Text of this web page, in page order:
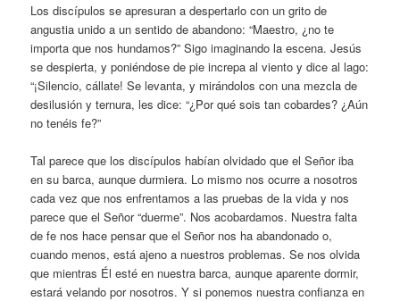
Los discípulos se apresuran a despertarlo con un grito de
angustia unido a un sentido de abandono: “Maestro, ¿no te
importa que nos hundamos?” Sigo imaginando la escena. Jesús
se despierta, y poniéndose de pie increpa al viento y dice al lago:
“¡Silencio, cállate! Se levanta, y mirándolos con una mezcla de
desilusión y ternura, les dice: “¿Por qué sois tan cobardes? ¿Aún
no tenéis fe?”
Tal parece que los discípulos habían olvidado que el Señor iba
en su barca, aunque durmiera. Lo mismo nos ocurre a nosotros
cada vez que nos enfrentamos a las pruebas de la vida y nos
parece que el Señor “duerme”. Nos acobardamos. Nuestra falta
de fe nos hace pensar que el Señor nos ha abandonado o,
cuando menos, está ajeno a nuestros problemas. Se nos olvida
que mientras Él esté en nuestra barca, aunque aparente dormir,
estará velando por nosotros. Y si ponemos nuestra confianza en